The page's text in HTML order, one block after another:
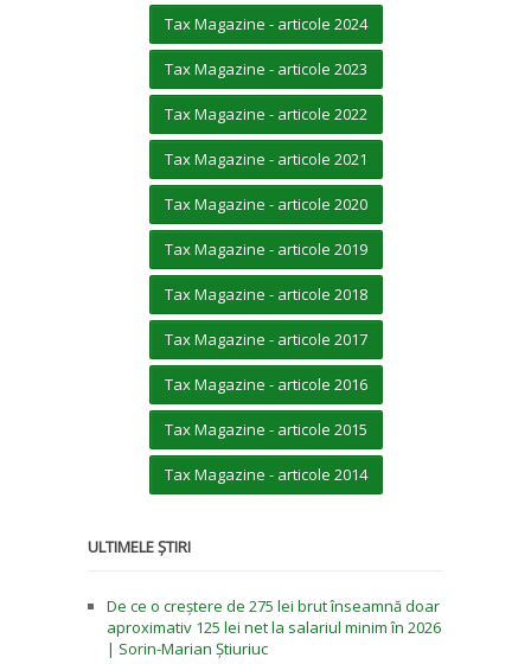
Tax Magazine - articole 2024
Tax Magazine - articole 2023
Tax Magazine - articole 2022
Tax Magazine - articole 2021
Tax Magazine - articole 2020
Tax Magazine - articole 2019
Tax Magazine - articole 2018
Tax Magazine - articole 2017
Tax Magazine - articole 2016
Tax Magazine - articole 2015
Tax Magazine - articole 2014
ULTIMELE ȘTIRI
De ce o creștere de 275 lei brut înseamnă doar
aproximativ 125 lei net la salariul minim în 2026
| Sorin-Marian Știuriuc